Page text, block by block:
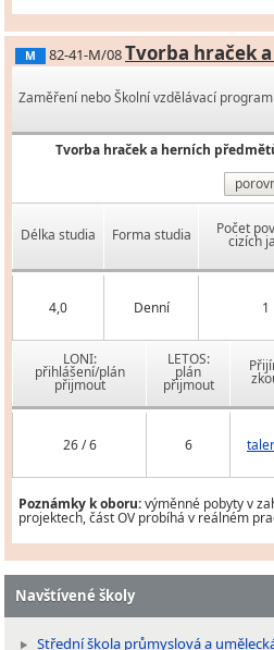
M 82-41-M/08Tvorba hraček
Zaměření nebo Školní vzdělávací program
Tvorba hraček a herních
Délka studia Forma studia Počet
cizích
4,0 Denní 1
LONI:
přihlášení/plán
přijmout
LETOS:
plán
přijmout
26 / 6 6
Poznámky k oboru:výměnné pobyty v
projektech, část OV probíhá v reálném
Navštívené školy
Střední škola průmyslová a